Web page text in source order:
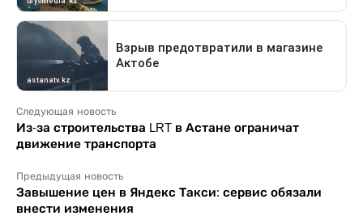
Следующая новость
Из-за строительства LRT в Астане ограничат
движение транспорта
Предыдущая новость
Завышение цен в Яндекс Такси: сервис обязали
внести изменения